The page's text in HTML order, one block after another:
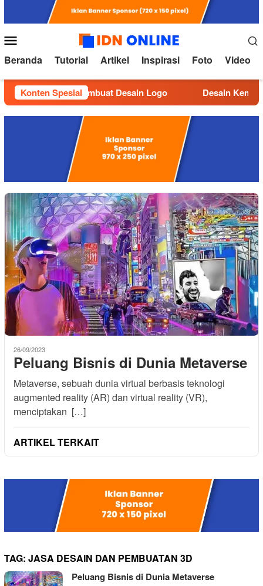
ke
konten
Mobile
Beranda Tutorial Artikel Inspirasi Foto Video
Konten Spesial
Tutorial Membuat Desain Logo Desain
26/09/2023
Peluang Bisnis di Dunia Metaverse
Metaverse, sebuah dunia virtual berbasis teknologi
augmented reality (AR) dan virtual reality (VR),
menciptakan […]
ARTIKEL TERKAIT
TAG: JASA DESAIN DAN PEMBUATAN 3D
Peluang Bisnis di Dunia Metaverse